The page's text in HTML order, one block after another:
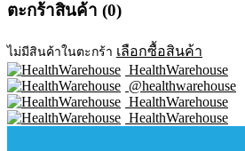
ตะกร้าสินค้า (0)
ไม่มีสินค้าในตะกร้า เลือกซื้อสินค้า
HealthWarehouse
@healthwarehouse
HealthWarehouse
HealthWarehouse